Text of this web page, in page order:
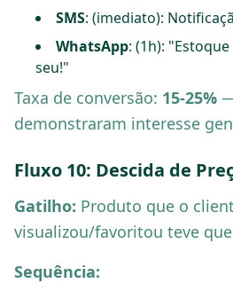
SMS: (imediato):
WhatsApp: (1h):
seu!"
Taxa de conversão: 15-25%
demonstraram interesse
Fluxo 10: Descida de
Gatilho: Produto que o
visualizou/favoritou teve
Sequência: